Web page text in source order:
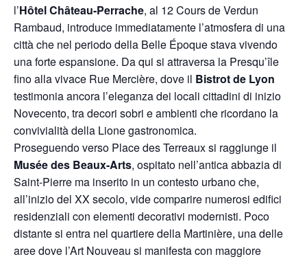
l’Hôtel Château-Perrache, al 12 Cours de Verdun
Rambaud, introduce immediatamente l’atmosfera di una
città che nel periodo della Belle Époque stava vivendo
una forte espansione. Da qui si attraversa la Presqu’île
fino alla vivace Rue Mercière, dove il Bistrot de Lyon
testimonia ancora l’eleganza dei locali cittadini di inizio
Novecento, tra decori sobri e ambienti che ricordano la
convivialità della Lione gastronomica.
Proseguendo verso Place des Terreaux si raggiunge il
Musée des Beaux-Arts, ospitato nell’antica abbazia di
Saint-Pierre ma inserito in un contesto urbano che,
all’inizio del XX secolo, vide comparire numerosi edifici
residenziali con elementi decorativi modernisti. Poco
distante si entra nel quartiere della Martinière, una delle
aree dove l’Art Nouveau si manifesta con maggiore